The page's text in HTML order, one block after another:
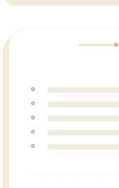
0
0
0
0
0